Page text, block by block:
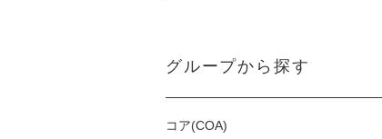
グループから探す
コア(COA)